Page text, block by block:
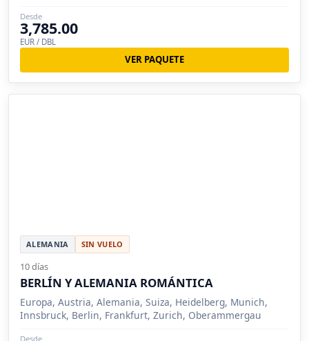
Desde
3,785.00
EUR / DBL
VER PAQUETE
ALEMANIA SIN VUELO
10 días
BERLÍN Y ALEMANIA ROMÁNTICA
Europa, Austria, Alemania, Suiza, Heidelberg, Munich,
Innsbruck, Berlin, Frankfurt, Zurich, Oberammergau
Desde